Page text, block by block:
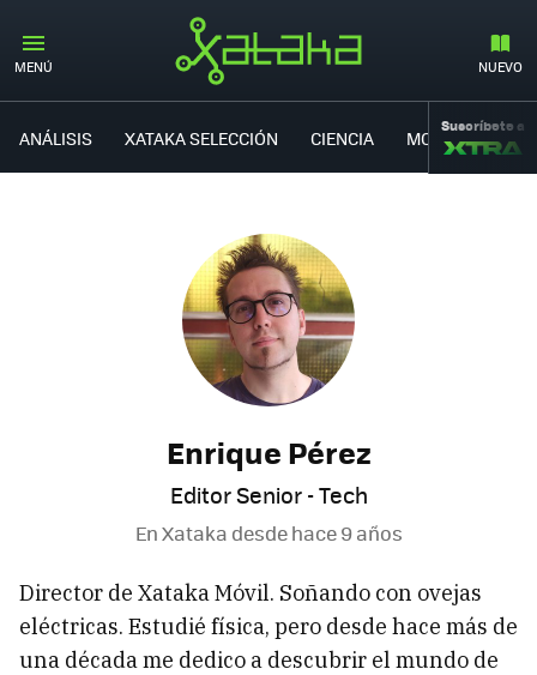
MENÚ NUEVO
ANÁLISIS XATAKA SELECCIÓN CIENCIA MOVILIDAD
Suscríbete a
Enrique Pérez
Editor Senior - Tech
En Xataka desdehace 9 años
Director de Xataka Móvil. Soñando con ovejas
eléctricas. Estudié física, pero desde hace más de
una década me dedico a descubrir el mundo de